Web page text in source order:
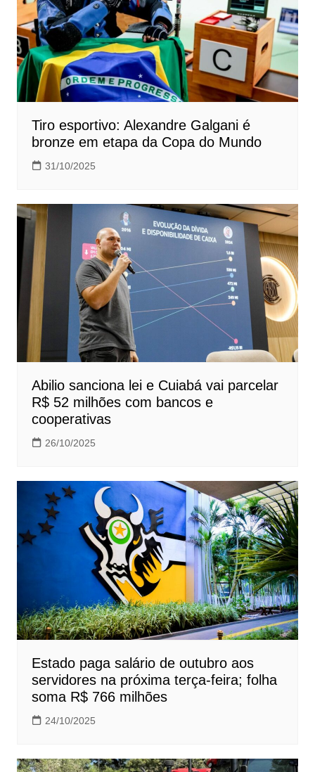
Tiro esportivo: Alexandre Galgani é
bronze em etapa da Copa do Mundo
31/10/2025
Abilio sanciona lei e Cuiabá vai parcelar
R$ 52 milhões com bancos e
cooperativas
26/10/2025
Estado paga salário de outubro aos
servidores na próxima terça-feira; folha
soma R$ 766 milhões
24/10/2025